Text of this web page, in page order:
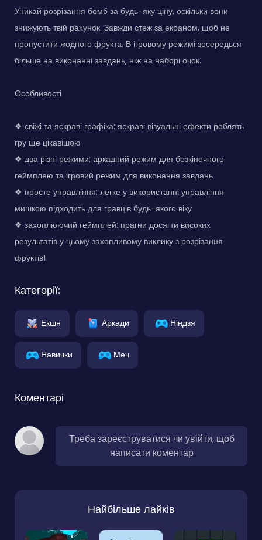
Уникай розрізання бомб за будь-яку ціну, оскільки вони
знижують твій рахунок. Завжди стеж за екраном, щоб не
пропустити жодного фрукта. В ігровому режимі зосередься
більше на виконанні завдань, ніж на наборі очок.
Особливості
❖ свіжі та яскраві графіка: яскраві візуальні ефекти роблять
гру ще цікавішою
❖ два різні режими: аркадний режим для безкінечного
геймплею та ігровий режим для виконання завдань
❖ просте управління: легке у використанні управління
мишкою підходить для гравців будь-якого віку
❖ захоплюючий геймплей: прагни досягти високих
результатів у цьому захопливому виклику з розрізання
фруктів!
Категорії:
Екшн Аркади Ніндзя
Навички Меч
Коментарі
Треба зареєструватися чи увійти, щоб
написати коментар
Найбільше лайків